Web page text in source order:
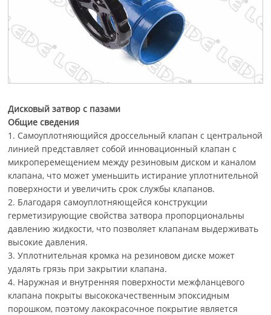
Дисковый затвор с пазами
Общие сведения
1. Самоуплотняющийся дроссельный клапан с центральной
линией представляет собой инновационный клапан с
микроперемещением между резиновым диском и каналом
клапана, что может уменьшить истирание уплотнительной
поверхности и увеличить срок службы клапанов.
2. Благодаря самоуплотняющейся конструкции
герметизирующие свойства затвора пропорциональны
давлению жидкости, что позволяет клапанам выдерживать
высокие давления.
3. Уплотнительная кромка на резиновом диске может
удалять грязь при закрытии клапана.
4. Наружная и внутренняя поверхности межфланцевого
клапана покрыты высококачественным эпоксидным
порошком, поэтому лакокрасочное покрытие является